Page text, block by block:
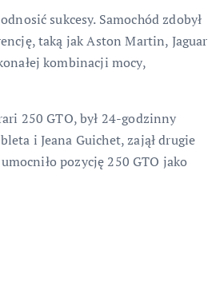
sukcesy. Samochód zdobył
taką jak Aston Martin, Jaguar
kombinacji mocy,
250 GTO, był 24-godzinny
i Jeana Guichet, zajął drugie
pozycję 250 GTO jako